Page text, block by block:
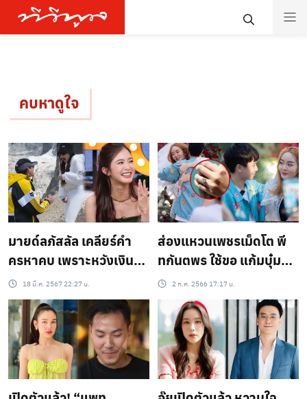
คบหาดูใจ
มายด์ลภัสลัล เคลียร์คำ
ครหาคบ เพราะหวังเงิน
เผยเส้นทางรักคบกัน 7 ปี
ไม่เคยลงรูปคู่เพราะ
เหตุผลนี้
18 มี.ค. 2567 22:27 น.
ส่องแหวนเพชรเม็ดโต พี
ทกันตพร ใช้ขอ แก้มบุ๋ม
ปรียาดา แต่งงาน รู้กี่
กะรัตแล้วมีอึ้ง คาดราคา
ไม่น่าธรรมดา
2 ก.ค. 2566 17:17 น.